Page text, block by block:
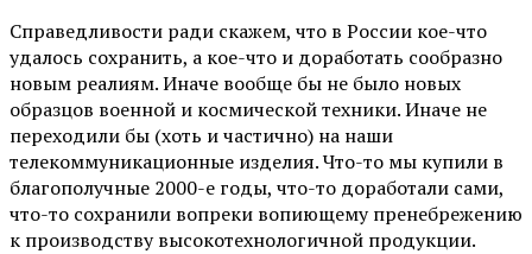
Справедливости ради скажем, что в России кое-что
удалось сохранить, а кое-что и доработать сообразно
новым реалиям. Иначе вообще бы не было новых
образцов военной и космической техники. Иначе не
переходили бы (хоть и частично) на наши
телекоммуникационные изделия. Что-то мы купили в
благополучные 2000-е годы, что-то доработали сами,
что-то сохранили вопреки вопиющему пренебрежению
к производству высокотехнологичной продукции.